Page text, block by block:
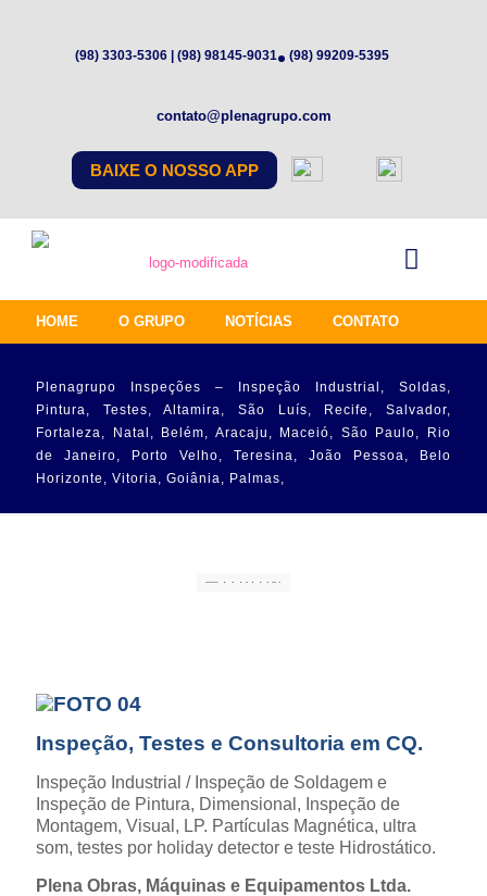
(98) 3303-5306 | (98) 98145-9031 (98) 99209-5395
contato@plenagrupo.com
BAIXE O NOSSO APP
HOME O GRUPO NOTÍCIAS CONTATO
Plenagrupo Inspeções – Inspeção Industrial, Soldas,
Pintura, Testes, Altamira, São Luís, Recife, Salvador,
Fortaleza, Natal, Belém, Aracaju, Maceió, São Paulo, Rio
de Janeiro, Porto Velho, Teresina, João Pessoa, Belo
Horizonte, Vitoria, Goiânia, Palmas,
Inspeção, Testes e Consultoria em CQ.
Inspeção Industrial / Inspeção de Soldagem e
Inspeção de Pintura, Dimensional, Inspeção de
Montagem, Visual, LP. Partículas Magnética, ultra
som, testes por holiday detector e teste Hidrostático.
Plena Obras, Máquinas e Equipamentos Ltda.